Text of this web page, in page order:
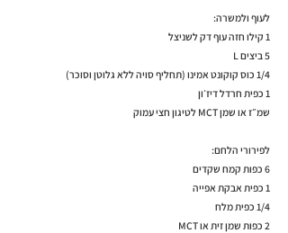
לעוף ולמשרה:
1 קילו חזה עוף דק לשניצל
5 ביצים L
1/4 כוס קוקונט אמינו (תחליף סויה ללא גלוטן וסוכר)
1 כפית חרדל דיז׳ון
שמ״ז או שמן MCT לטיגון חצי עמוק
לפירורי הלחם:
6 כפות קמח שקדים
1 כפית אבקת אפייה
1/4 כפית מלח
2 כפות שמן זית או MCT